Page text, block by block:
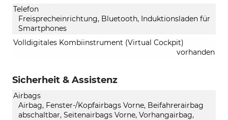
Telefon
Freisprecheinrichtung, Bluetooth, Induktionsladen für
Smartphones
Volldigitales Kombiinstrument (Virtual Cockpit)
vorhanden
Sicherheit & Assistenz
Airbags
Airbag, Fenster-/Kopfairbags Vorne, Beifahrerairbag
abschaltbar, Seitenairbags Vorne, Vorhangairbag,